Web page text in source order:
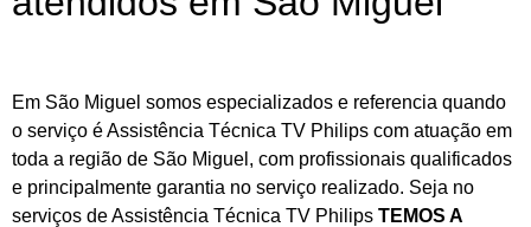
Em São Miguel somos especializados e referencia quando
o serviço é Assistência Técnica TV Philips com atuação em
toda a região de São Miguel, com profissionais qualificados
e principalmente garantia no serviço realizado. Seja no
serviços de Assistência Técnica TV Philips TEMOS A